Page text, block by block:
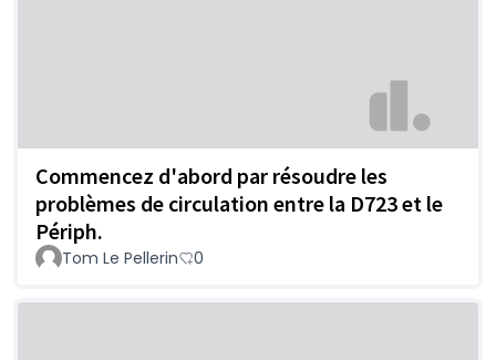
Commencez d'abord par résoudre les
problèmes de circulation entre la D723 et le
Périph.
Tom Le Pellerin 0